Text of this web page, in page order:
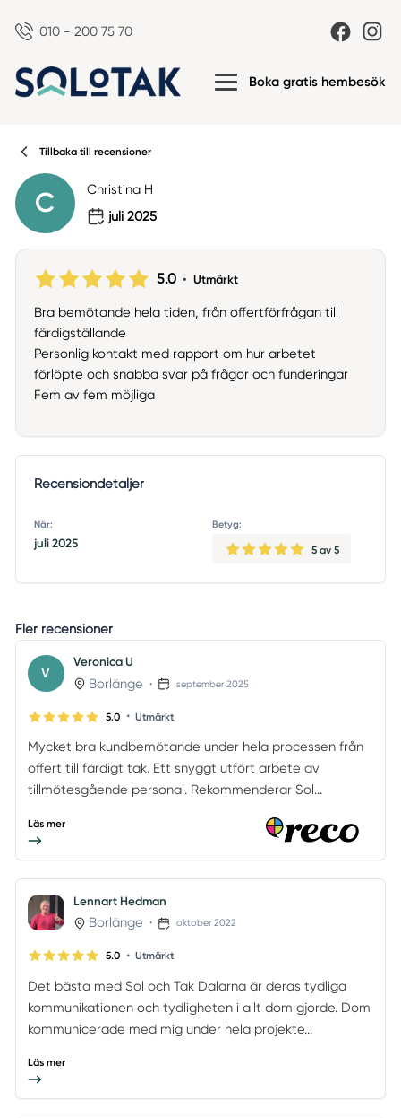
010 - 200 75 70
Boka gratis hembesök
Tillbaka till recensioner
C
Christina H
juli 2025
5.0 • Utmärkt
Bra bemötande hela tiden, från offertförfrågan till
färdigställande
Personlig kontakt med rapport om hur arbetet
förlöpte och snabba svar på frågor och funderingar
Fem av fem möjliga
Recensiondetaljer
När:
juli 2025
Betyg:
5 av 5
Fler recensioner
V
Veronica U
Borlänge • september 2025
5.0 • Utmärkt
Mycket bra kundbemötande under hela processen från
offert till färdigt tak. Ett snyggt utfört arbete av
tillmötesgående personal. Rekommenderar Sol...
Läs mer
Lennart Hedman
Borlänge • oktober 2022
5.0 • Utmärkt
Det bästa med Sol och Tak Dalarna är deras tydliga
kommunikationen och tydligheten i allt dom gjorde. Dom
kommunicerade med mig under hela projekte...
Läs mer